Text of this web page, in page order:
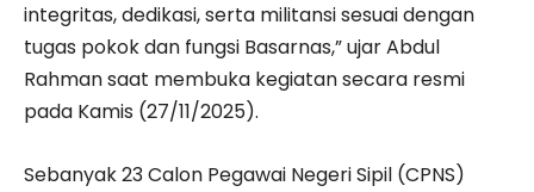
integritas, dedikasi, serta militansi sesuai dengan
tugas pokok dan fungsi Basarnas,” ujar Abdul
Rahman saat membuka kegiatan secara resmi
pada Kamis (27/11/2025).
Sebanyak 23 Calon Pegawai Negeri Sipil (CPNS)